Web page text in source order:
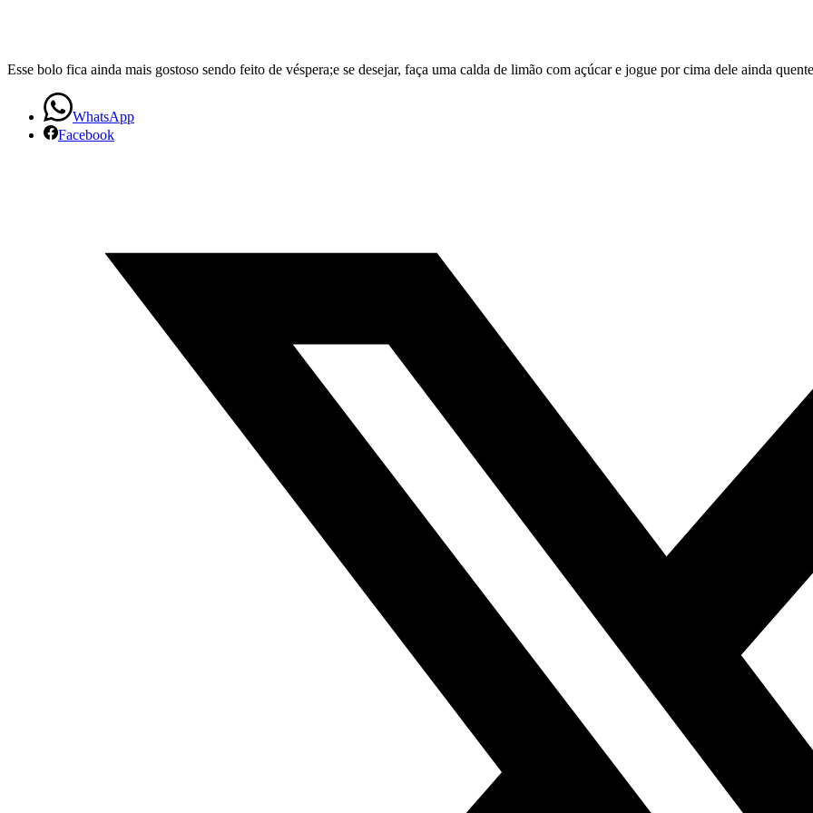
Esse bolo fica ainda mais gostoso sendo feito de véspera;e se desejar, faça uma calda de limão com açúcar e jogue por cima dele ainda
WhatsApp
Facebook